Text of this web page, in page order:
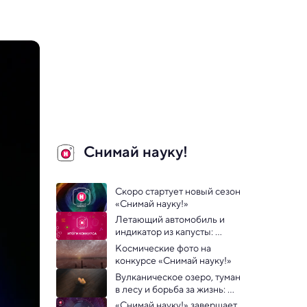
Снимай науку!
Скоро стартует новый сезон
«Снимай науку!»
Летающий автомобиль и
индикатор из капусты:
названы лучшие научные
видео года
Космические фото на
конкурсе «Снимай науку!»
Вулканическое озеро, туман
в лесу и борьба за жизнь:
публикуем первые